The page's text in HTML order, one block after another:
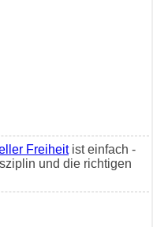
Freiheitist einfach -
und die richtigen